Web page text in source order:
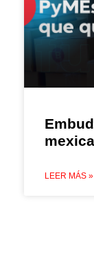
LEER MÁS »